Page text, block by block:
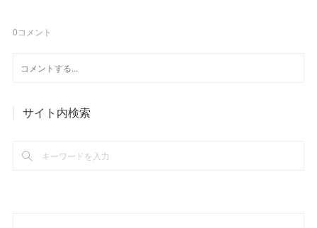
0コメント
サイト内検索